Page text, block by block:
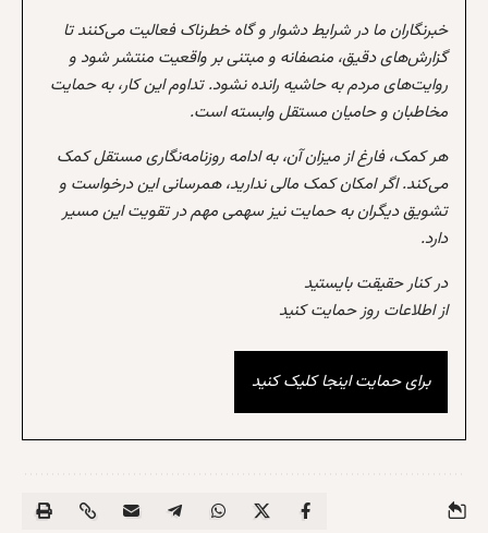
خبرنگاران ما در شرایط دشوار و گاه خطرناک فعالیت می‌کنند تا
گزارش‌های دقیق، منصفانه و مبتنی بر واقعیت منتشر شود و
روایت‌های مردم به حاشیه رانده نشود. تداوم این کار، به حمایت
مخاطبان و حامیان مستقل وابسته است.
هر کمک، فارغ از میزان آن، به ادامه روزنامه‌نگاری مستقل کمک
می‌کند. اگر امکان کمک مالی ندارید، همرسانی این درخواست و
تشویق دیگران به حمایت نیز سهمی مهم در تقویت این مسیر
دارد.
در کنار حقیقت بایستید
از اطلاعات روز حمایت کنید
برای حمایت اینجا کلیک کنید